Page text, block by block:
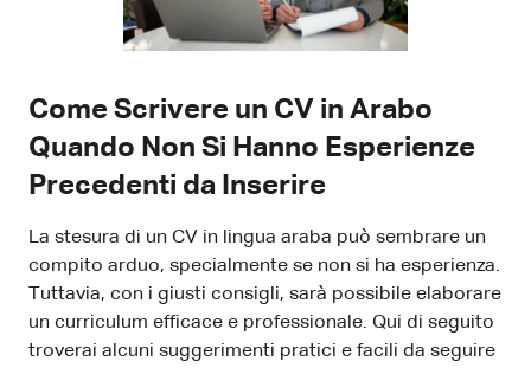
Come Scrivere un CV in Arabo
Quando Non Si Hanno Esperienze
Precedenti da Inserire
La stesura di un CV in lingua araba può sembrare un
compito arduo, specialmente se non si ha esperienza.
Tuttavia, con i giusti consigli, sarà possibile elaborare
un curriculum efficace e professionale. Qui di seguito
troverai alcuni suggerimenti pratici e facili da seguire